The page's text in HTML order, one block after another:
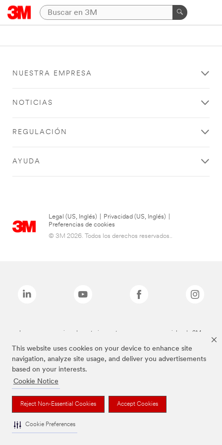
This website uses cookies on your device to enhance site
navigation, analyze site usage, and deliver you advertisements
based on your interests.
Cookie Notice
Reject Non-Essential Cookies Accept Cookies
Cookie Preferences
NUESTRA EMPRESA
NOTICIAS
REGULACIÓN
AYUDA
Legal (US, Inglés) Privacidad (US, Inglés)
Preferencias de cookies
© 3M 2026. Todos los derechos reservados..
Las marcas mencionadas anteriormente son marcas comerciales de 3M.